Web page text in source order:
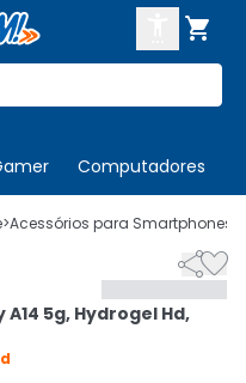

Computadores
SE
>Acessórios para Smartphones

5g, Hydrogel Hd,